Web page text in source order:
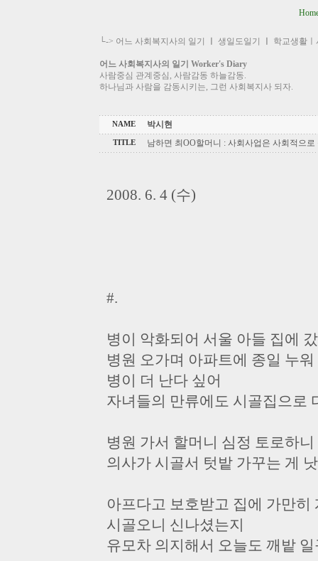
└-> 어느 사회복지사의 일기 생일도일기 학교생활
어느 사회복지사의 일기 Worker's Diary
사람중심 관계중심, 사람감동 하늘감동.
하나님과 사람을 감동시키는, 그런 사회복지사 되자.
NAME 박시현
TITLE 남하면 최OO할머니 : 사회사업은 사회적으로
2008. 6. 4 (수)
#.
병이 악화되어 서울 아들 집에
병원 오가며 아파트에 종일 누
병이 더 난다 싶어
자녀들의 만류에도 시골집으로
병원 가서 할머니 심정 토로하니
의사가 시골서 텃밭 가꾸는 게
아프다고 보호받고 집에 가만히
시골오니 신나셨는지
유모차 의지해서 오늘도 깨밭